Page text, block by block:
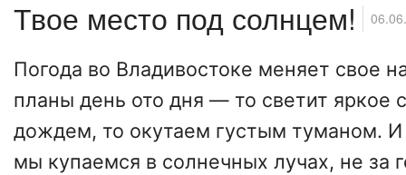
Твое место под солнцем!
Погода во Владивостоке меняет свое
планы день ото дня — то светит яркое
дождем, то окутаем густым туманом.
мы купаемся в солнечных лучах, не за